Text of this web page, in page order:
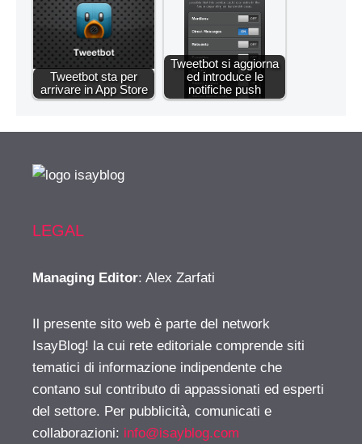
Tweetbot sta per
arrivare in App Store
Tweetbot si aggiorna
ed introduce le
notifiche push
LEGAL
Managing Editor: Alex Zarfati
Il presente sito web è parte del network
IsayBlog! la cui rete editoriale comprende siti
tematici di informazione indipendente che
contano sul contributo di appassionati ed esperti
del settore. Per pubblicità, comunicati e
collaborazioni: info@isayblog.com